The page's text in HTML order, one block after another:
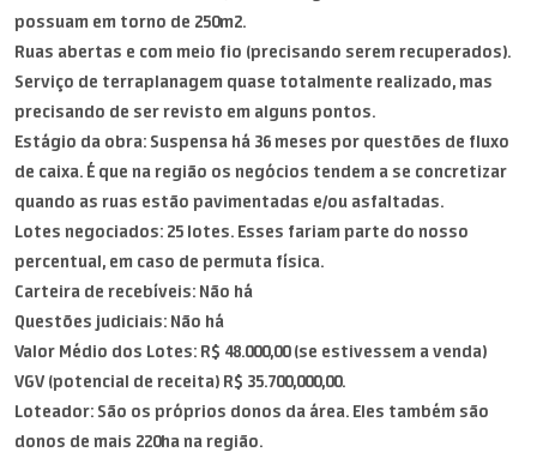
possuam em torno de 250m2.
Ruas abertas e com meio fio (precisando serem recuperados).
Serviço de terraplanagem quase totalmente realizado, mas
precisando de ser revisto em alguns pontos.
Estágio da obra: Suspensa há 36 meses por questões de fluxo
de caixa. É que na região os negócios tendem a se concretizar
quando as ruas estão pavimentadas e/ou asfaltadas.
Lotes negociados: 25 lotes. Esses fariam parte do nosso
percentual, em caso de permuta física.
Carteira de recebíveis: Não há
Questões judiciais: Não há
Valor Médio dos Lotes: R$ 48.000,00 (se estivessem a venda)
VGV (potencial de receita) R$ 35.700,000,00.
Loteador: São os próprios donos da área. Eles também são
donos de mais 220ha na região.